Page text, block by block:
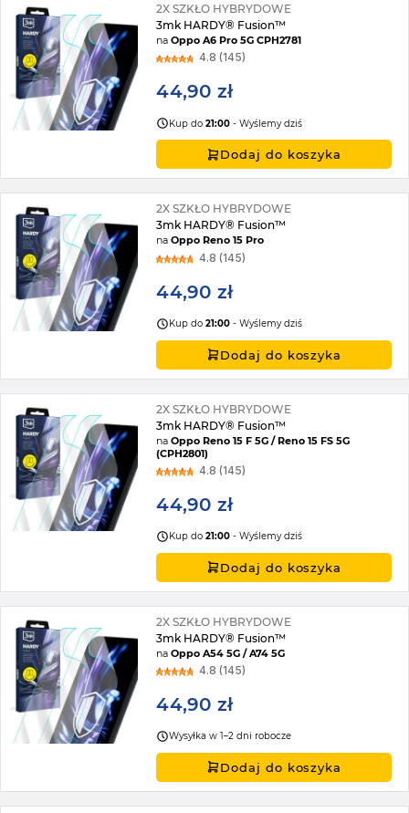
2X SZKŁO HYBRYDOWE
3mk HARDY® Fusion™
naOppo A6 Pro 5G CPH2781
4.8 (145)
44,90 zł
Kup do21:00 - Wyślemy dziś
Dodaj do koszyka
2X SZKŁO HYBRYDOWE
3mk HARDY® Fusion™
naOppo Reno 15 Pro
4.8 (145)
44,90 zł
Kup do21:00 - Wyślemy dziś
Dodaj do koszyka
2X SZKŁO HYBRYDOWE
3mk HARDY® Fusion™
naOppo Reno 15 F 5G / Reno 15 FS 5G
(CPH2801)
4.8 (145)
44,90 zł
Kup do21:00 - Wyślemy dziś
Dodaj do koszyka
2X SZKŁO HYBRYDOWE
3mk HARDY® Fusion™
naOppo A54 5G / A74 5G
4.8 (145)
44,90 zł
Wysyłka w 1–2 dni robocze
Dodaj do koszyka